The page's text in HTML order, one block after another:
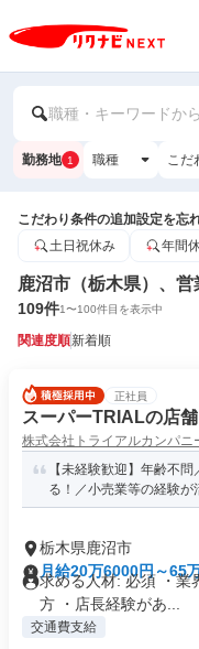
職種・キーワードか
勤務地 1 職種 こだ
こだわり条件の追加設定を忘
土日祝休み
年間
鹿沼市（栃木県）、
109件1〜100件目を表示中
関連度順新着順
正社員
スーパーTRIALの店
株式会社トライアルカンパニ
【未経験歓迎】年齢不
る！／小売業等の経験が
栃木県鹿沼市
月給20万6000円～65
求める人材: 必須 ・業
方 ・店長経験があ...
交通費支給